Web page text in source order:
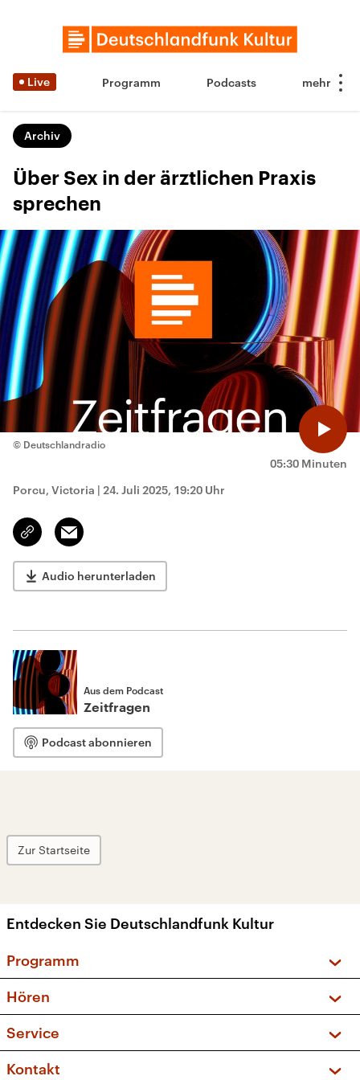
Live Programm Podcasts
Archiv
Über Sex in der ärztlichen Praxis
sprechen
05:30 Minuten
© Deutschlandradio
Porcu, Victoria | 24. Juli 2025, 19:20 Uhr
Link
kopieren/teilen
Email
Audio herunterladen
Aus dem Podcast
Zeitfragen
Podcast abonnieren
Zur Startseite
Entdecken Sie Deutschlandfunk Kultur
Programm
Sendungen und Podcasts
Musikliste
Kakadu – Das Kinderprogramm
Hören
Frequenzen (UKW + DAB+)
Service
FAQ
Kontakt